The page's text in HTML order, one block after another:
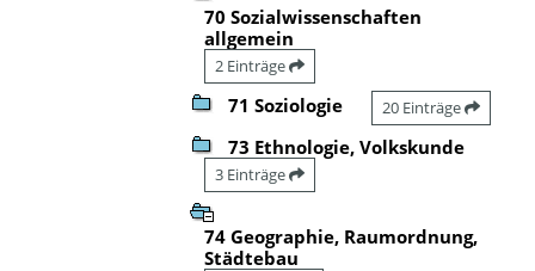
70 Sozialwissenschaften
allgemein
2 Einträge
71 Soziologie 20 Einträge
73 Ethnologie, Volkskunde
3 Einträge
74 Geographie, Raumordnung,
Städtebau